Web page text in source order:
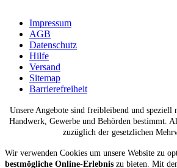
Impressum
AGB
Datenschutz
Hilfe
Versand
Sitemap
Barrierefreiheit
Unsere Angebote sind freibleibend und
Handwerk, Gewerbe und Behörden bestimmt.
zuzüglich der gesetzlichen
Wir verwenden Cookies um unsere Website zu
bestmögliche Online-Erlebnis zu bieten. Mit